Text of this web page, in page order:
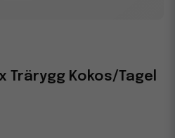
Trärygg Kokos/Tagel